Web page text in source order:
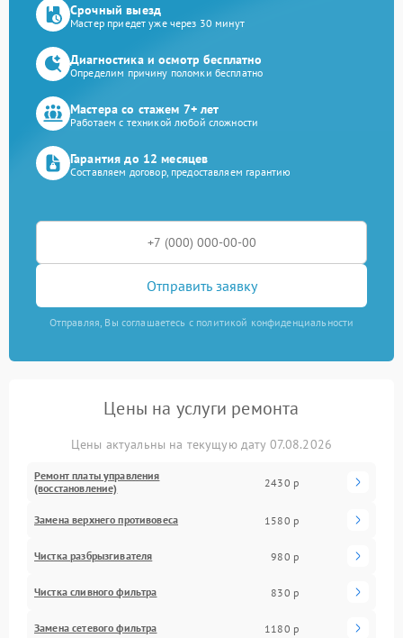
Срочный выезд
Мастер приедет уже через 30 минут
Диагностика и осмотр бесплатно
Определим причину поломки бесплатно
Мастера со стажем 7+ лет
Работаем с техникой любой сложности
Гарантия до 12 месяцев
Составляем договор, предоставляем гарантию
Отправить заявку
Отправляя, Вы соглашаетесь с политикой конфиденциальности
Цены на услуги ремонта
Цены актуальны на текущую дату 07.08.2026
Ремонт платы управления
(восстановление)
2430 р
Замена верхнего противовеса 1580 р
Чистка разбрызгивателя 980 р
Чистка сливного фильтра 830 р
Замена сетевого фильтра 1180 р